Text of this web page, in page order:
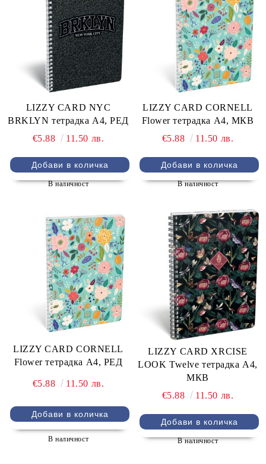
LIZZY CARD NYC
BRKLYN тетрадка А4, РЕД
€5.88
11.50 лв.
В наличност
LIZZY CARD CORNELL
Flower тетрадка А4, МКВ
€5.88
11.50 лв.
В наличност
LIZZY CARD CORNELL
Flower тетрадка А4, РЕД
€5.88 11.50 лв.
В наличност
LIZZY CARD XRCISE
LOOK Twelve тетрадка А4,
МКВ
€5.88
11.50 лв.
В наличност